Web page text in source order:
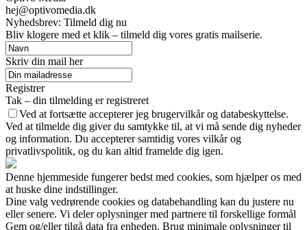
hej@optivomedia.dk
Nyhedsbrev: Tilmeld dig nu
Bliv klogere med et klik – tilmeld dig vores gratis mailserie.
Skriv din mail her
Registrer
Tak – din tilmelding er registreret
Ved at fortsætte accepterer jeg brugervilkår og databeskyttelse.
Ved at tilmelde dig giver du samtykke til, at vi må sende dig nyheder
og information. Du accepterer samtidig vores vilkår og
privatlivspolitik, og du kan altid framelde dig igen.
Denne hjemmeside fungerer bedst med cookies, som hjælper os med
at huske dine indstillinger.
Dine valg vedrørende cookies og databehandling kan du justere nu
eller senere. Vi deler oplysninger med partnere til forskellige formål
Gem og/eller tilgå data fra enheden. Brug minimale oplysninger til